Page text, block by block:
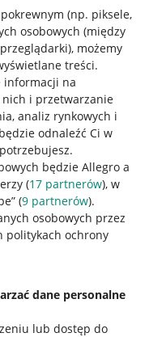
(np. piksele,
osobowych (między
, możemy
treści.
informacji na
i przetwarzanie
analiz rynkowych i
odnaleźć Ci w
będzie Allegro a
(17 partnerów), w
(9 partnerów).
osobowych przez
politykach ochrony
dane personalne
lub dostęp do